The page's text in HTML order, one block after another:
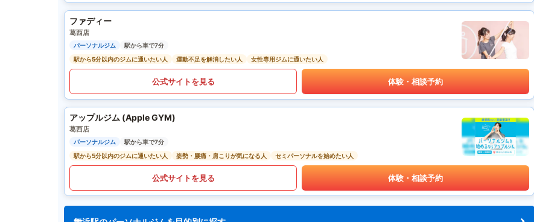
ファディー
葛西店
パーソナルジム
駅から車で7分
駅から5分以内のジムに通いたい人
運動不足を解消したい人 女性専用ジムに通いたい人
公式サイトを見る 体験・相談予約
アップルジム (Apple GYM)
葛西店
パーソナルジム
駅から車で7分
駅から5分以内のジムに通いたい人
姿勢・腰痛・肩こりが気になる人 セミパーソナルを始めたい人
公式サイトを見る 体験・相談予約